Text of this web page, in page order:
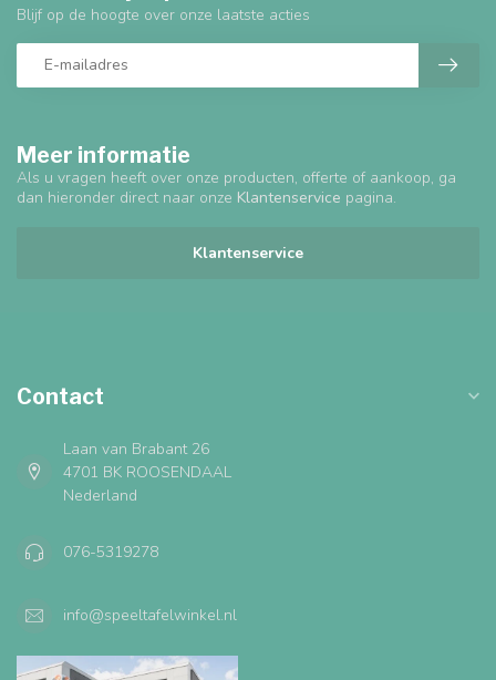
Meer informatie
Als u vragen heeft over onze producten, offerte of aankoop, ga
dan hieronder direct naar onze Klantenservice pagina.
Klantenservice
Blijf op de hoogte over onze laatste acties
Contact
Laan van Brabant 26
4701 BK ROOSENDAAL
Nederland
076-5319278
info@speeltafelwinkel.nl